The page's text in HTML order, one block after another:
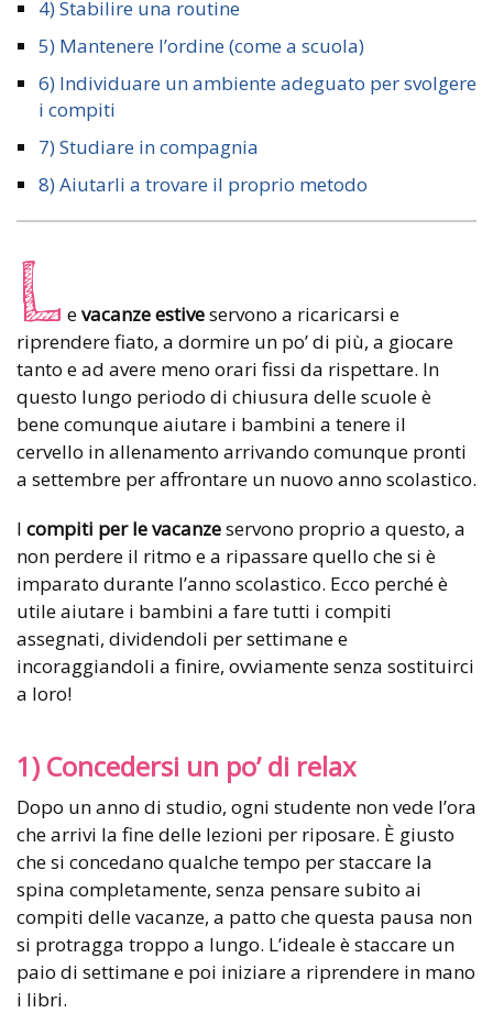
4) Stabilire una routine
5) Mantenere l’ordine (come a scuola)
6) Individuare un ambiente adeguato per svolgere
i compiti
7) Studiare in compagnia
8) Aiutarli a trovare il proprio metodo
L evacanze estiveservono a ricaricarsi e
riprendere fiato, a dormire un po’ di più, a giocare
tanto e ad avere meno orari fissi da rispettare. In
questo lungo periodo di chiusura delle scuole è
bene comunque aiutare i bambini a tenere il
cervello in allenamento arrivando comunque pronti
a settembre per affrontare un nuovo anno scolastico.
I compiti per le vacanzeservono proprio a questo, a
non perdere il ritmo e a ripassare quello che si è
imparato durante l’anno scolastico. Ecco perché è
utile aiutare i bambini a fare tutti i compiti
assegnati, dividendoli per settimane e
incoraggiandoli a finire, ovviamente senza sostituirci
a loro!
1) Concedersi un po’ di relax
Dopo un anno di studio, ogni studente non vede l’ora
che arrivi la fine delle lezioni per riposare. È giusto
che si concedano qualche tempo per staccare la
spina completamente, senza pensare subito ai
compiti delle vacanze, a patto che questa pausa non
si protragga troppo a lungo. L’ideale è staccare un
paio di settimane e poi iniziare a riprendere in mano
i libri.